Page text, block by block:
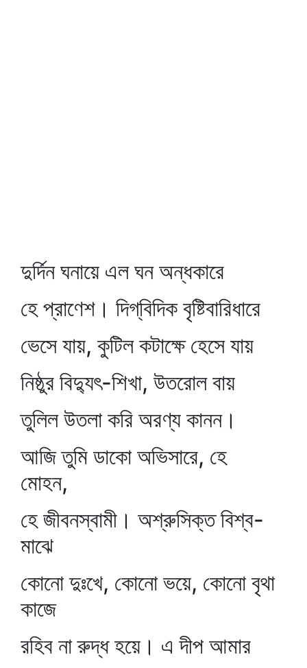
দুর্দিন ঘনায়ে এল ঘন অন্ধকারে
হে প্রাণেশ। দিগ্‌বিদিক বৃষ্টিবারিধারে
ভেসে যায়, কুটিল কটাক্ষে হেসে যায়
নিষ্ঠুর বিদ্যুৎ-শিখা, উতরোল বায়
তুলিল উতলা করি অরণ্য কানন।
আজি তুমি ডাকো অভিসারে, হে
মোহন,
হে জীবনস্বামী। অশ্রুসিক্ত বিশ্ব-
মাঝে
কোনো দুঃখে, কোনো ভয়ে, কোনো বৃথা
কাজে
রহিব না রুদ্ধ হয়ে। এ দীপ আমার